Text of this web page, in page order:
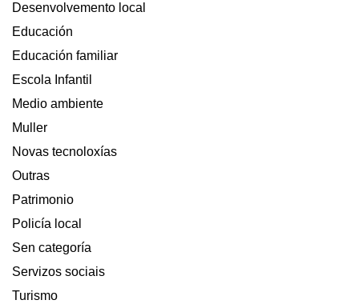
Desenvolvemento local
Educación
Educación familiar
Escola Infantil
Medio ambiente
Muller
Novas tecnoloxías
Outras
Patrimonio
Policía local
Sen categoría
Servizos sociais
Turismo